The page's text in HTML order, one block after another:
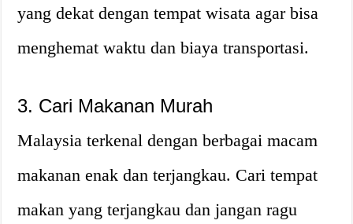
yang dekat dengan tempat wisata agar bisa
menghemat waktu dan biaya transportasi.
3. Cari Makanan Murah
Malaysia terkenal dengan berbagai macam
makanan enak dan terjangkau. Cari tempat
makan yang terjangkau dan jangan ragu